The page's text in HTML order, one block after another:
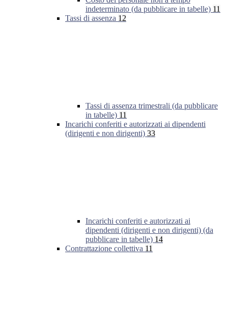
indeterminato (da pubblicare in tabelle) 11
Tassi di assenza 12
Tassi di assenza trimestrali (da pubblicare
in tabelle) 11
Incarichi conferiti e autorizzati ai dipendenti
(dirigenti e non dirigenti) 33
Incarichi conferiti e autorizzati ai
dipendenti (dirigenti e non dirigenti) (da
pubblicare in tabelle) 14
Contrattazione collettiva 11